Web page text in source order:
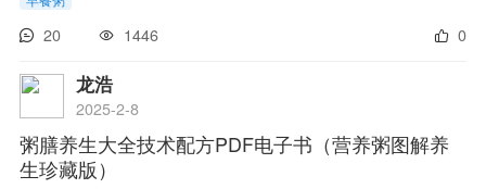
20 1446 0
龙浩
2025-2-8
粥膳养生大全技术配方PDF电子书（营养粥图解养
生珍藏版）